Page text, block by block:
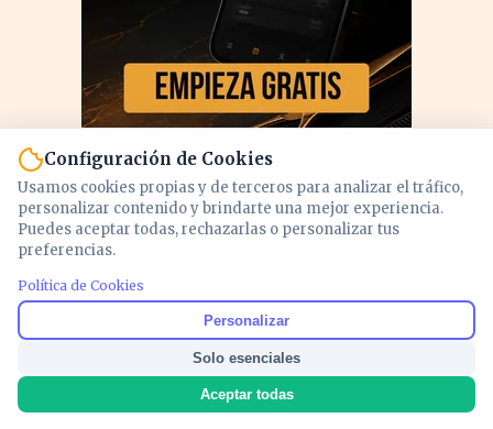
Configuración de Cookies
Usamos cookies propias y de terceros para analizar el tráfico,
personalizar contenido y brindarte una mejor experiencia.
Puedes aceptar todas, rechazarlas o personalizar tus
preferencias.
Política de Cookies
Personalizar
Solo esenciales
Aceptar todas